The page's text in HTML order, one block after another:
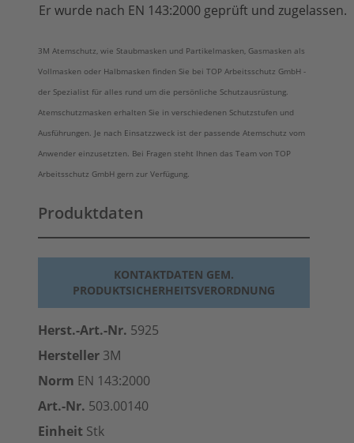
Er wurde nach EN 143:2000 geprüft und zugelassen.
3M Atemschutz, wie Staubmasken und Partikelmasken, Gasmasken als
Vollmasken oder Halbmasken finden Sie bei TOP Arbeitsschutz GmbH -
der Spezialist für alles rund um die persönliche Schutzausrüstung.
Atemschutzmasken erhalten Sie in verschiedenen Schutzstufen und
Ausführungen. Je nach Einsatzzweck ist der passende Atemschutz vom
Anwender einzusetzten. Bei Fragen steht Ihnen das Team von TOP
Arbeitsschutz GmbH gern zur Verfügung.
Produktdaten
KONTAKTDATEN GEM.
PRODUKTSICHERHEITSVERORDNUNG
Herst.-Art.-Nr. 5925
Hersteller 3M
Norm EN 143:2000
Art.-Nr. 503.00140
Einheit Stk